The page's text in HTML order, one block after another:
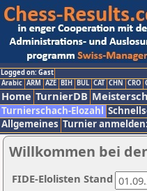
Logged on: Gast
Arabic ARM AZE BIH BUL CAT CHN CRO
Home TurnierDB
Turnierschach-Elozahl
Allgemeines Turnier
Willkommen bei
FIDE-Elolisten Stand